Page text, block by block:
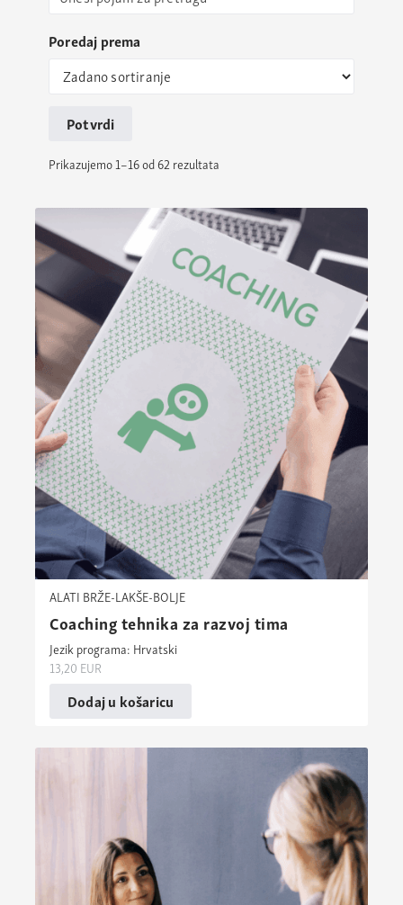
Poredaj prema
Potvrdi
Prikazujemo 1–16 od 62 rezultata
ALATI BRŽE-LAKŠE-BOLJE
Coaching tehnika za razvoj tima
Jezik programa: Hrvatski
13,20 EUR
Dodaj u košaricu